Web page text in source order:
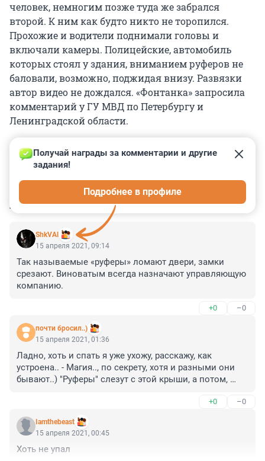
человек, немногим позже туда же забрался
второй. К ним как будто никто не торопился.
Прохожие и водители поднимали головы и
включали камеры. Полицейские, автомобиль
которых стоял у здания, вниманием руферов не
баловали, возможно, поджидая внизу. Развязки
автор видео не дождался. «Фонтанка» запросила
комментарий у ГУ МВД по Петербургу и
Ленинградской области.
КОММЕНТАРИИ 3
ShkVAl
Получай награды за комментарии и другие
задания!
Подробнее в профиле
15 апреля 2021, 09:14
Так называемые «руферы» ломают двери, замки
срезают. Виноватым всегда назначают управляющую
компанию.
+0 –0
почти бросил..)
15 апреля 2021, 01:36
Ладно, хоть и спать я уже ухожу, расскажу, как
устроена.. - Магия.., по секрету, хотя и разными они
бывают..) "Руферы" слезут с этой крыши, а потом,
упадёт людям на голову, возможно - детям.. Хорошо
это или плохо? Дальше - больше, много что тут можно
сказать на эту тему, но ведь есть у нас.. - Целый
Камитет, по Делам Молодёжи! ) (тут Мат)
+0 –0
Iamthebeast
15 апреля 2021, 00:45
Хоть не упал